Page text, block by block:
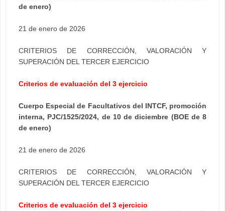
de enero)
21 de enero de 2026
CRITERIOS DE CORRECCIÓN, VALORACIÓN Y
SUPERACIÓN DEL TERCER EJERCICIO
Criterios de evaluación del 3 ejercicio
Cuerpo Especial de Facultativos del INTCF, promoción
interna, PJC/1525/2024, de 10 de diciembre (BOE de 8
de enero)
21 de enero de 2026
CRITERIOS DE CORRECCIÓN, VALORACIÓN Y
SUPERACIÓN DEL TERCER EJERCICIO
Criterios de evaluación del 3 ejercicio